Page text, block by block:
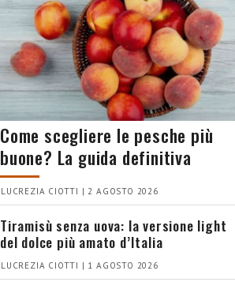
Come scegliere le pesche più
buone? La guida definitiva
LUCREZIA CIOTTI | 2 AGOSTO 2026
Tiramisù senza uova: la versione light
del dolce più amato d’Italia
LUCREZIA CIOTTI | 1 AGOSTO 2026